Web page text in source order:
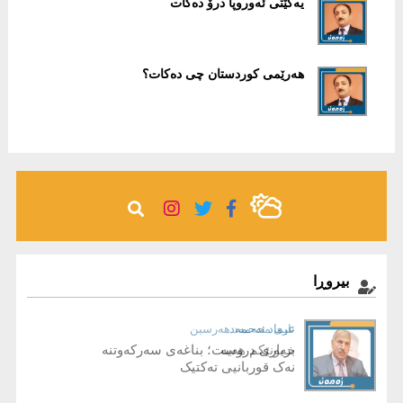
یەكێتی ئەوروپا درۆ دەكات
هەرێمی كوردستان چی دەكات؟
بیروڕا
ئاری محەمەد هەرسین
خەونێکم هەیە
عیماد ئه‌حمه‌د
بریاری دروست؛ بناغەی سەرکەوتنە
نەک قوربانیی تەکتیک